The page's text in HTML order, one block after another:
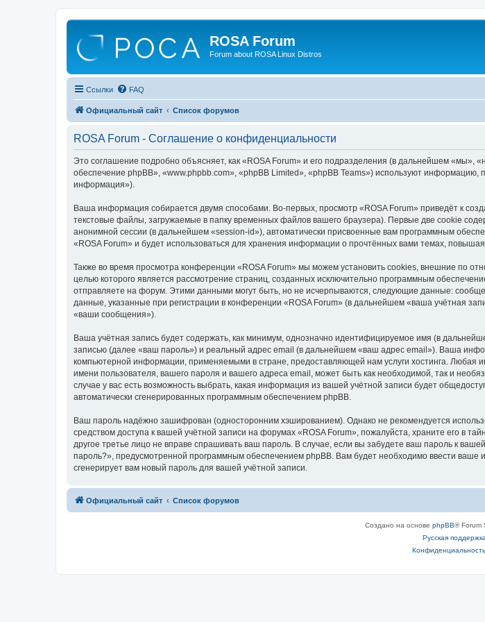
ROSA Forum
Forum about ROSA Linux Distros
Ссылки FAQ
Официальный сайт Список форумов
ROSA Forum - Соглашение о конфиденциальности
Это соглашение подробно объясняет, как «ROSA Forum» и его подразделения (в дальнейшем
обеспечение phpBB», «www.phpbb.com», «phpBB Limited», «phpBB Teams») используют
информация»).
Ваша информация собирается двумя способами. Во-первых, просмотр «ROSA Forum» приведёт к
текстовые файлы, загружаемые в папку временных файлов вашего браузера). Первые две cookie
анонимной сессии (в дальнейшем «session-id»), автоматически присвоенные вам программным
«ROSA Forum» и будет использоваться для хранения информации о прочтённых вами темах,
Также во время просмотра конференции «ROSA Forum» мы можем установить cookies, внешние по
целью которого является рассмотрение страниц, созданных исключительно программным
отправляете на форум. Этими данными могут быть, но не исчерпываются, следующие данные:
данные, указанные при регистрации в конференции «ROSA Forum» (в дальнейшем «ваша учётная
«ваши сообщения»).
Ваша учётная запись будет содержать, как минимум, однозначно идентифицируемое имя (в
записью (далее «ваш пароль») и реальный адрес email (в дальнейшем «ваш адрес email»). Ваша
компьютерной информации, применяемыми в стране, предоставляющей нам услуги хостинга.
имени пользователя, вашего пароля и вашего адреса email, может быть как необходимой, так и
случае у вас есть возможность выбрать, какая информация из вашей учётной записи будет
автоматически сгенерированных программным обеспечением phpBB.
Ваш пароль надёжно зашифрован (односторонним хэшированием). Однако не рекомендуется
средством доступа к вашей учётной записи на форумах «ROSA Forum», пожалуйста, храните его в
другое третье лицо не вправе спрашивать ваш пароль. В случае, если вы забудете ваш пароль к
пароль?», предусмотренной программным обеспечением phpBB. Вам будет необходимо ввести
сгенерирует вам новый пароль для вашей учётной записи.
Официальный сайт Список форумов
Создано на основе phpBB® Forum
Русская
Конфиденциальность